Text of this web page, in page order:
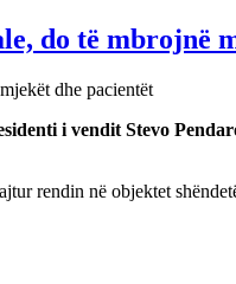
do të mbrojnë
i vendit Stevo
rendin në objektet